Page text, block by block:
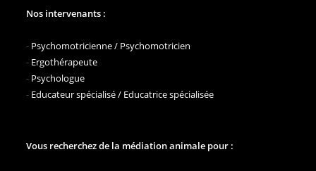
Nos intervenants :
- Psychomotricienne / Psychomotricien
- Ergothérapeute
- Psychologue
- Educateur spécialisé / Educatrice spécialisée
Vous recherchez de la médiation animale pour :